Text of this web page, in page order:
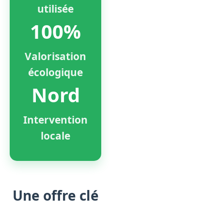
utilisée
100%
Valorisation
écologique
Nord
Intervention
locale
Une offre clé